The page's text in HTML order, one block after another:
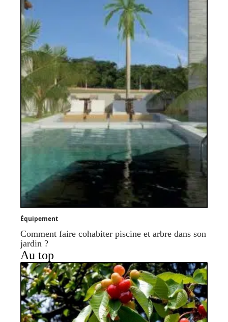
Équipement
Comment faire cohabiter piscine et arbre dans son
jardin ?
Au top